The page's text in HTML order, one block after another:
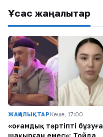
Ұқсас жаңалықтар
ЖАҢАЛЫҚТАР Кеше, 17:00
«Қоғамдық тәртіпті бұзуға
шақырған емес»: Тойда